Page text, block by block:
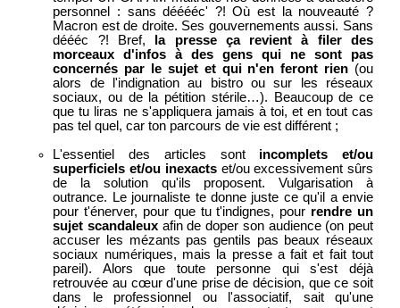
personnel : sans dééééc' ?! Où est la nouveauté ?
Macron est de droite. Ses gouvernements aussi. Sans
déééc ?! Bref,
la presse ça revient à filer des
morceaux d'infos à des gens qui ne sont pas
concernés par le sujet et qui n'en feront rien (ou
alors de l'indignation au bistro ou sur les réseaux
sociaux, ou de la pétition stérile…). Beaucoup de ce
que tu liras ne s'appliquera jamais à toi, et en tout cas
pas tel quel, car ton parcours de vie est différent ;
L'essentiel des articles sont incomplets et/ou
superficiels et/ou inexactset/ou excessivement sûrs
de la solution qu'ils proposent. Vulgarisation à
outrance. Le journaliste te donne juste ce qu'il a envie
pour t'énerver, pour que tu t'indignes, pour rendre un
sujet scandaleux afin de doper son audience (on peut
accuser les mézants pas gentils pas beaux réseaux
sociaux numériques, mais la presse a fait et fait tout
pareil). Alors que toute personne qui s'est déjà
retrouvée au cœur d'une prise de décision, que ce soit
dans le professionnel ou l'associatif, sait qu'une